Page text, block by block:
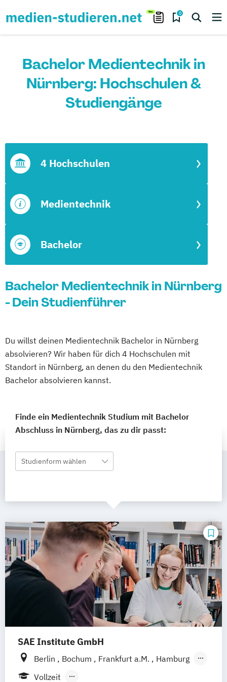
0
Bachelor Medientechnik in
Nürnberg: Hochschulen &
Studiengänge
Bachelor
Medientechnik
4 Hochschulen
Bachelor Medientechnik in Nürnberg
- Dein Studienführer
Du willst deinen Medientechnik Bachelor in Nürnberg
absolvieren? Wir haben für dich 4 Hochschulen mit
Standort in Nürnberg, an denen du den Medientechnik
Bachelor absolvieren kannst.
Finde ein Medientechnik Studium mit Bachelor
Abschluss in Nürnberg, das zu dir passt:
Studienform wählen
SAE Institute GmbH
Berlin Bochum Frankfurt a.M.
Hamburg
Köln
Leipzig
Vollzeit